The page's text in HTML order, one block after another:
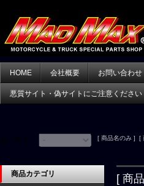
HOME 会社概要 お問い合わせ
悪質サイト・偽サイトにご注意ください
[ 商品名のみ ] [
[ 商
商品カテゴリ